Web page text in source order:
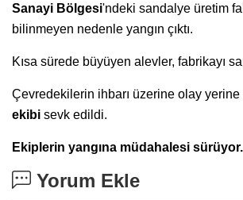
Sanayi Bölgesi'ndeki sandalye üretim
bilinmeyen nedenle yangın çıktı.
Kısa sürede büyüyen alevler, fabrikayı
Çevredekilerin ihbarı üzerine olay yerine
ekibi sevk edildi.
Ekiplerin yangına müdahalesi sürüyor.
Yorum Ekle